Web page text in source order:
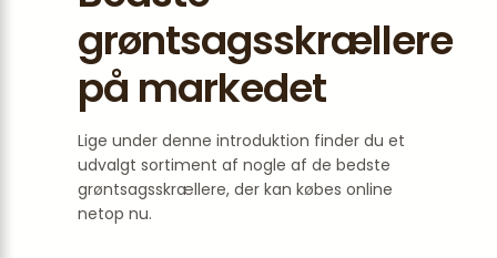
grøntsagsskrællere
på markedet
Lige under denne introduktion finder du et
udvalgt sortiment af nogle af de bedste
grøntsagsskrællere, der kan købes online
netop nu.